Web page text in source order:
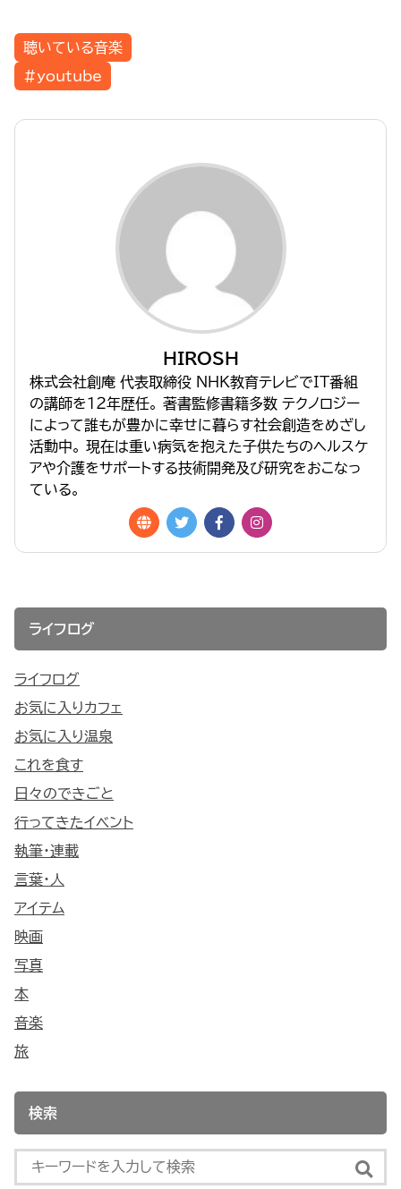
聴いている音楽
#youtube
HIROSH
株式会社創庵 代表取締役 NHK教育テレビでIT番組
の講師を１２年歴任。 著書監修書籍多数 テクノロジー
によって誰もが豊かに幸せに暮らす社会創造をめざし
活動中。 現在は重い病気を抱えた子供たちのヘルスケ
アや介護をサポートする技術開発及び研究をおこなっ
ている。
ライフログ
ライフログ
お気に入りカフェ
お気に入り温泉
これを食す
日々のできごと
行ってきたイベント
執筆・連載
言葉・人
アイテム
映画
写真
本
音楽
旅
検索